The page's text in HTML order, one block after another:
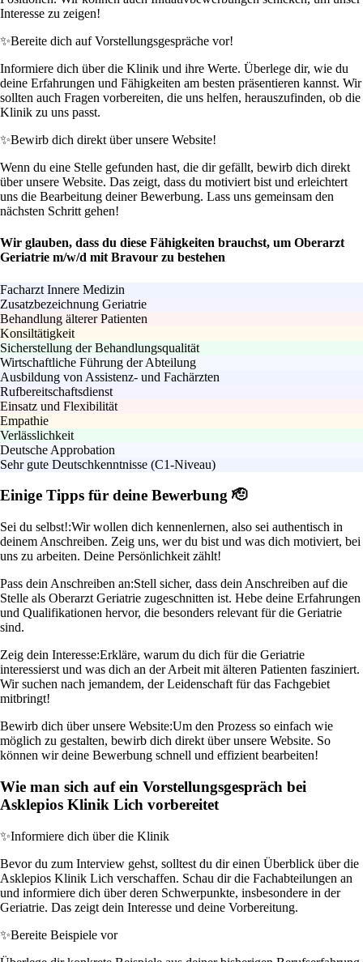
Interesse zu zeigen!
✨Bereite dich auf Vorstellungsgespräche vor!
Informiere dich über die Klinik und ihre Werte. Überlege dir, wie du
deine Erfahrungen und Fähigkeiten am besten präsentieren kannst. Wir
sollten auch Fragen vorbereiten, die uns helfen, herauszufinden, ob die
Klinik zu uns passt.
✨Bewirb dich direkt über unsere Website!
Wenn du eine Stelle gefunden hast, die dir gefällt, bewirb dich direkt
über unsere Website. Das zeigt, dass du motiviert bist und erleichtert
uns die Bearbeitung deiner Bewerbung. Lass uns gemeinsam den
nächsten Schritt gehen!
Wir glauben, dass du diese Fähigkeiten brauchst, um Oberarzt
Geriatrie m/w/d mit Bravour zu bestehen
Facharzt Innere Medizin
Zusatzbezeichnung Geriatrie
Behandlung älterer Patienten
Konsiltätigkeit
Sicherstellung der Behandlungsqualität
Wirtschaftliche Führung der Abteilung
Ausbildung von Assistenz- und Fachärzten
Rufbereitschaftsdienst
Einsatz und Flexibilität
Empathie
Verlässlichkeit
Deutsche Approbation
Sehr gute Deutschkenntnisse (C1-Niveau)
Einige Tipps für deine Bewerbung 🫡
Sei du selbst!:Wir wollen dich kennenlernen, also sei authentisch in
deinem Anschreiben. Zeig uns, wer du bist und was dich motiviert, bei
uns zu arbeiten. Deine Persönlichkeit zählt!
Pass dein Anschreiben an:Stell sicher, dass dein Anschreiben auf die
Stelle als Oberarzt Geriatrie zugeschnitten ist. Hebe deine Erfahrungen
und Qualifikationen hervor, die besonders relevant für die Geriatrie
sind.
Zeig dein Interesse:Erkläre, warum du dich für die Geriatrie
interessierst und was dich an der Arbeit mit älteren Patienten fasziniert.
Wir suchen nach jemandem, der Leidenschaft für das Fachgebiet
mitbringt!
Bewirb dich über unsere Website:Um den Prozess so einfach wie
möglich zu gestalten, bewirb dich direkt über unsere Website. So
können wir deine Bewerbung schnell und effizient bearbeiten!
Wie man sich auf ein Vorstellungsgespräch bei
Asklepios Klinik Lich vorbereitet
✨Informiere dich über die Klinik
Bevor du zum Interview gehst, solltest du dir einen Überblick über die
Asklepios Klinik Lich verschaffen. Schau dir die Fachabteilungen an
und informiere dich über deren Schwerpunkte, insbesondere in der
Geriatrie. Das zeigt dein Interesse und deine Vorbereitung.
✨Bereite Beispiele vor